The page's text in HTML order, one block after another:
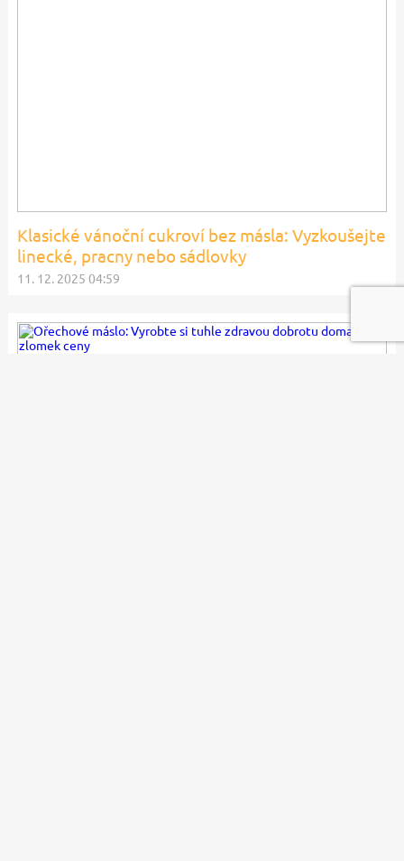
Klasické vánoční cukroví bez másla: Vyzkoušejte
linecké, pracny nebo sádlovky
11. 12. 2025 04:59